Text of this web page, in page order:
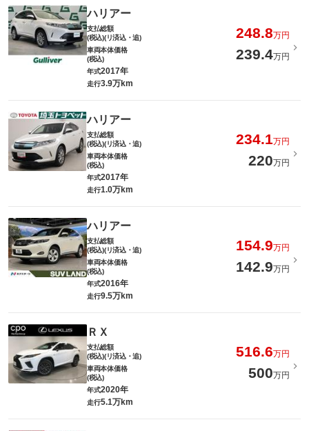
ハリアー
支払総額
(税込)(リ済込・追)
248.8万円
車両本体価格
(税込)
239.4万円
年式2017年
走行3.9万km
ハリアー
支払総額
(税込)(リ済込・追)
234.1万円
車両本体価格
(税込)
220万円
年式2017年
走行1.0万km
ハリアー
支払総額
(税込)(リ済込・追)
154.9万円
車両本体価格
(税込)
142.9万円
年式2016年
走行9.5万km
ＲＸ
支払総額
(税込)(リ済込・追)
516.6万円
車両本体価格
(税込)
500万円
年式2020年
走行5.1万km